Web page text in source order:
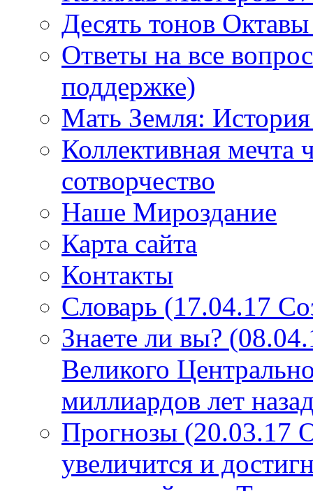
Десять тонов
Ответы на все
поддержке)
Мать Земля: История
Коллективная мечта
сотворчество
Наше Мироздание
Карта сайта
Контакты
Словарь (17.04.17
Знаете ли вы?
Великого
миллиардов лет
Прогнозы (20.03.17
увеличится и